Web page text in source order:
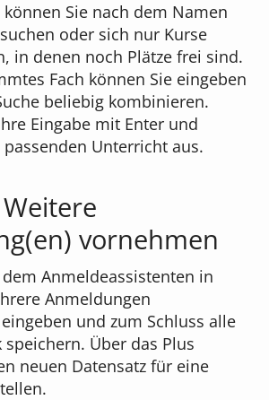
Sie nach dem Namen
oder sich nur Kurse
in denen noch Plätze frei sind.
Fach können Sie eingeben
beliebig kombinieren.
Eingabe mit Enter und
Unterricht aus.
vornehmen
Anmeldeassistenten in
Anmeldungen
und zum Schluss alle
Über das Plus
neuen Datensatz für eine